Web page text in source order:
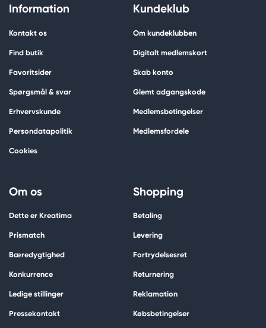
Information
Kontakt os
Find butik
Favoritsider
Spørgsmål & svar
Erhvervskunde
Persondatapolitik
Cookies
Kundeklub
Om kundeklubben
Digitalt medlemskort
Skab konto
Glemt adgangskode
Medlemsbetingelser
Medlemsfordele
Om os
Dette er Kreatima
Prismatch
Bæredygtighed
Konkurrence
Ledige stillinger
Pressekontakt
Shopping
Betaling
Levering
Fortrydelsesret
Returnering
Reklamation
Købsbetingelser